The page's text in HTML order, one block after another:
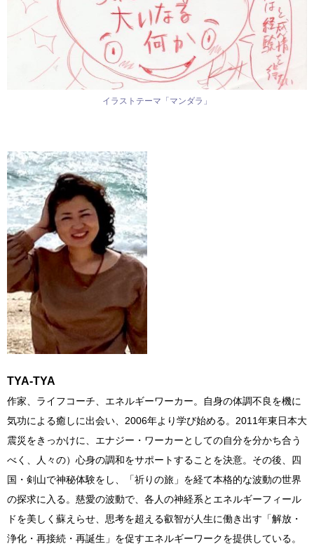
イラストテーマ「マンダラ」
TYA-TYA
作家、ライフコーチ、エネルギーワーカー。自身の体調不良を機に
気功による癒しに出会い、2006年より学び始める。2011年東日本大
震災をきっかけに、エナジー・ワーカーとしての自分を分かち合う
べく、人々の）心身の調和をサポートすることを決意。その後、四
国・剣山で神秘体験をし、「祈りの旅」を経て本格的な波動の世界
の探求に入る。慈愛の波動で、各人の神経系とエネルギーフィール
ドを美しく蘇えらせ、思考を超える叡智が人生に働き出す「解放・
浄化・再接続・再誕生」を促すエネルギーワークを提供している。